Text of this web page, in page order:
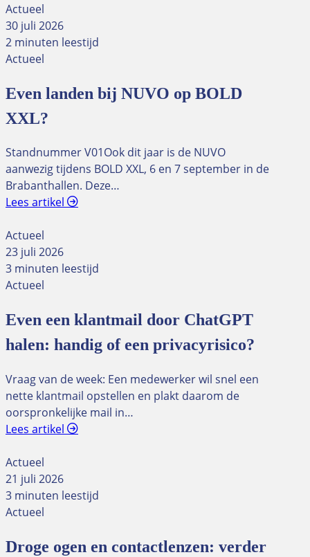
Actueel
30 juli 2026
2 minuten leestijd
Actueel
Even landen bij NUVO op BOLD
XXL?
Standnummer V01Ook dit jaar is de NUVO
aanwezig tijdens BOLD XXL, 6 en 7 september in de
Brabanthallen. Deze…
Lees artikel
Actueel
23 juli 2026
3 minuten leestijd
Actueel
Even een klantmail door ChatGPT
halen: handig of een privacyrisico?
Vraag van de week: Een medewerker wil snel een
nette klantmail opstellen en plakt daarom de
oorspronkelijke mail in…
Lees artikel
Actueel
21 juli 2026
3 minuten leestijd
Actueel
Droge ogen en contactlenzen: verder